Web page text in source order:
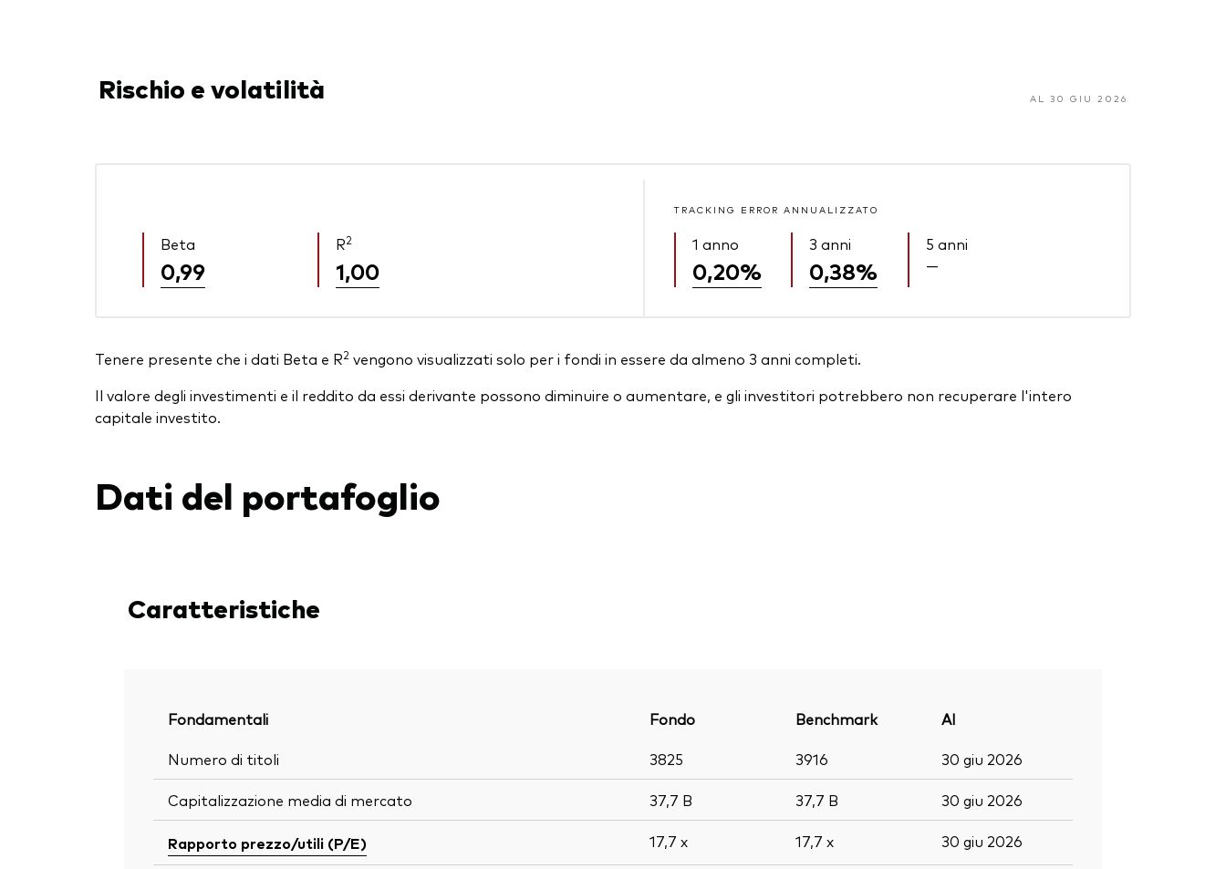
Rischio e volatilità AL 30 GIU 2026
Beta
0,99
R2
1,00
TRACKING ERROR ANNUALIZZATO
1 anno
0,20%
3 anni
0,38%
5 anni
—
Tenere presente che i dati Beta e R2 vengono visualizzati solo per i fondi in essere da almeno 3 anni completi.
Il valore degli investimenti e il reddito da essi derivante possono diminuire o aumentare, e gli investitori potrebbero non recuperare l'intero
capitale investito.
Dati del portafoglio
Caratteristiche
Fondamentali Fondo Benchmark
Al
Numero di titoli
3825 3916 30 giu 2026
Capitalizzazione media di mercato 37,7 B 37,7 B 30 giu 2026
Rapporto prezzo/utili (P/E) 17,7 x 17,7 x 30 giu 2026